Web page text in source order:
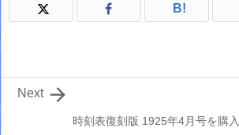
B!
時刻表復刻版 1925年4月号を購入

Next